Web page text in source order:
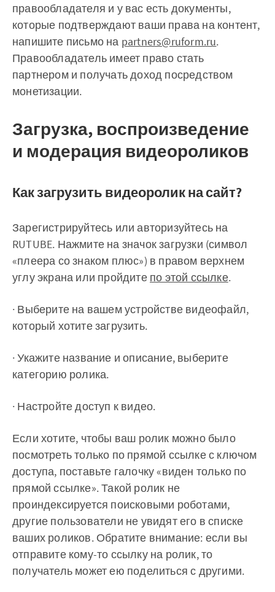
правообладателя и у вас есть документы,
которые подтверждают ваши права на контент,
напишите письмо на partners@ruform.ru.
Правообладатель имеет право стать
партнером и получать доход посредством
монетизации.
Загрузка, воспроизведение
и модерация видеороликов
Как загрузить видеоролик на сайт?
Зарегистрируйтесь или авторизуйтесь на
RUTUBE. Нажмите на значок загрузки (символ
«плеера со знаком плюс») в правом верхнем
углу экрана или пройдите по этой ссылке.
· Выберите на вашем устройстве видеофайл,
который хотите загрузить.
· Укажите название и описание, выберите
категорию ролика.
· Настройте доступ к видео.
Если хотите, чтобы ваш ролик можно было
посмотреть только по прямой ссылке с ключом
доступа, поставьте галочку «виден только по
прямой ссылке». Такой ролик не
проиндексируется поисковыми роботами,
другие пользователи не увидят его в списке
ваших роликов. Обратите внимание: если вы
отправите кому-то ссылку на ролик, то
получатель может ею поделиться с другими.